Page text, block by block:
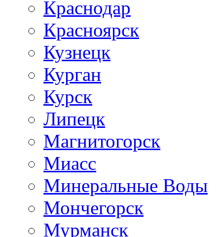
Краснодар
Красноярск
Кузнецк
Курган
Курск
Липецк
Магнитогорск
Миасс
Минеральные Воды
Мончегорск
Мурманск